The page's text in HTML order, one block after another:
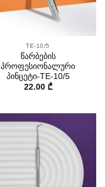
TE-10/5
წარბების
პროფესიონალური
პინცეტი-TE-10/5
22.00 ₾